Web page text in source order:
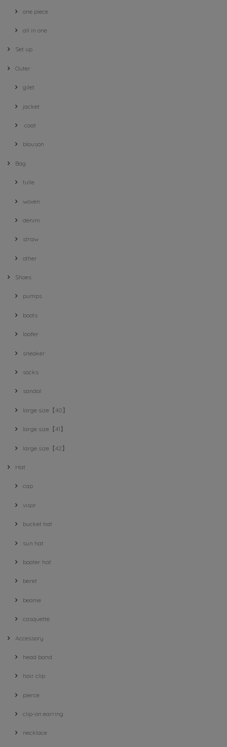
one piece
all in one
Set up
Outer
gilet
jacket
coat
blouson
Bag
tulle
woven
denim
straw
other
Shoes
pumps
boots
loafer
sneaker
socks
sandal
large size【40】
large size【41】
large size【42】
Hat
cap
visor
bucket hat
sun hat
boater hat
beret
beanie
casquette
Accessory
head band
hair clip
pierce
clip-on earring
necklace